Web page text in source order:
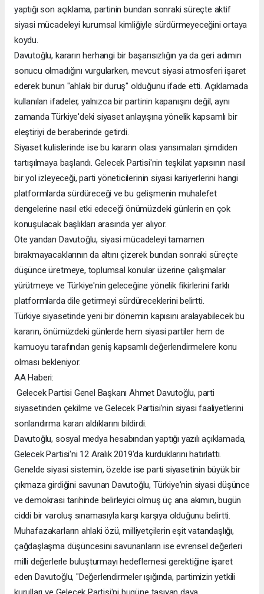
yaptığı son açıklama, partinin bundan sonraki süreçte aktif
siyasi mücadeleyi kurumsal kimliğiyle sürdürmeyeceğini ortaya
koydu.
Davutoğlu, kararın herhangi bir başarısızlığın ya da geri adımın
sonucu olmadığını vurgularken, mevcut siyasi atmosferi işaret
ederek bunun "ahlaki bir duruş" olduğunu ifade etti. Açıklamada
kullanılan ifadeler, yalnızca bir partinin kapanışını değil, aynı
zamanda Türkiye'deki siyaset anlayışına yönelik kapsamlı bir
eleştiriyi de beraberinde getirdi.
Siyaset kulislerinde ise bu kararın olası yansımaları şimdiden
tartışılmaya başlandı. Gelecek Partisi'nin teşkilat yapısının nasıl
bir yol izleyeceği, parti yöneticilerinin siyasi kariyerlerini hangi
platformlarda sürdüreceği ve bu gelişmenin muhalefet
dengelerine nasıl etki edeceği önümüzdeki günlerin en çok
konuşulacak başlıkları arasında yer alıyor.
Öte yandan Davutoğlu, siyasi mücadeleyi tamamen
bırakmayacaklarının da altını çizerek bundan sonraki süreçte
düşünce üretmeye, toplumsal konular üzerine çalışmalar
yürütmeye ve Türkiye'nin geleceğine yönelik fikirlerini farklı
platformlarda dile getirmeyi sürdüreceklerini belirtti.
Türkiye siyasetinde yeni bir dönemin kapısını aralayabilecek bu
kararın, önümüzdeki günlerde hem siyasi partiler hem de
kamuoyu tarafından geniş kapsamlı değerlendirmelere konu
olması bekleniyor.
AA Haberi:
Gelecek Partisi Genel Başkanı Ahmet Davutoğlu, parti
siyasetinden çekilme ve Gelecek Partisi'nin siyasi faaliyetlerini
sonlandırma kararı aldıklarını bildirdi.
Davutoğlu, sosyal medya hesabından yaptığı yazılı açıklamada,
Gelecek Partisi'ni 12 Aralık 2019'da kurduklarını hatırlattı.
Genelde siyasi sistemin, özelde ise parti siyasetinin büyük bir
çıkmaza girdiğini savunan Davutoğlu, Türkiye'nin siyasi düşünce
ve demokrasi tarihinde belirleyici olmuş üç ana akımın, bugün
ciddi bir varoluş sınamasıyla karşı karşıya olduğunu belirtti.
Muhafazakarların ahlaki özü, milliyetçilerin eşit vatandaşlığı,
çağdaşlaşma düşüncesini savunanların ise evrensel değerleri
milli değerlerle buluşturmayı hedeflemesi gerektiğine işaret
eden Davutoğlu, "Değerlendirmeler ışığında, partimizin yetkili